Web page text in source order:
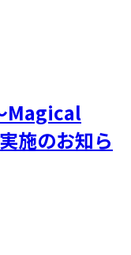
Magical
施のお知ら